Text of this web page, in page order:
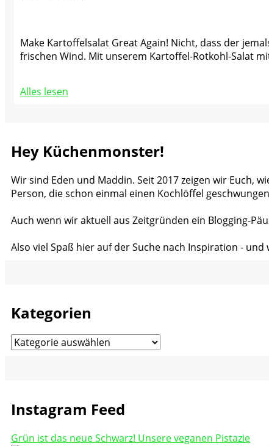
Make Kartoffelsalat Great Again! Nicht, dass der
frischen Wind. Mit unserem Kartoffel-Rotkohl-Salat
Alles lesen
Hey Küchenmonster!
Wir sind Eden und Maddin. Seit 2017 zeigen wir Euch,
Person, die schon einmal einen Kochlöffel
Auch wenn wir aktuell aus Zeitgründen ein Blogging-
Also viel Spaß hier auf der Suche nach Inspiration -
Kategorien
Kategorien
Instagram Feed
Grün ist das neue Schwarz! Unsere veganen Pistazie